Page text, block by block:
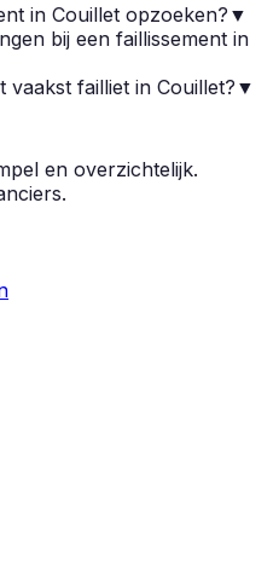
in Couillet opzoeken? ▼
bij een faillissement in
failliet in Couillet? ▼
en overzichtelijk.